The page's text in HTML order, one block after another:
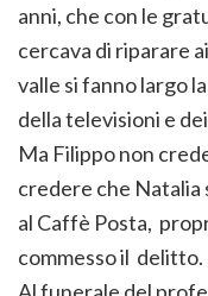
anni, che con le
cercava di riparare
valle si fanno largo
della televisioni e
Ma Filippo non
credere che Natalia
al Caffè Posta,
commesso il delitto.